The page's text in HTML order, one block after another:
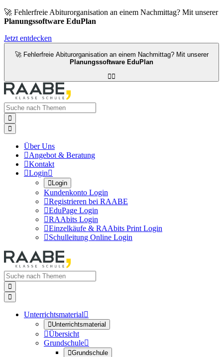
🚀 Fehlerfreie Abiturorganisation an einem Nachmittag? Mit unserer
Planungssoftware EduPlan
Jetzt entdecken
🚀 Fehlerfreie Abiturorganisation an einem Nachmittag? Mit unserer
Planungssoftware EduPlan



Über Uns
Angebot & Beratung
Kontakt
Login
Login
Kundenkonto Login
Registrieren bei RAABE
EduPage Login
RAAbits Login
Einzelkäufe & RAAbits Print Login
Schulleitung Online Login


Unterrichtsmaterial
Unterrichtsmaterial
Übersicht
Grundschule
Grundschule